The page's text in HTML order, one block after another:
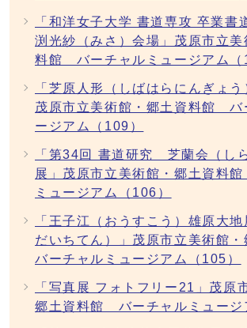
「和洋女子大学 書道専攻 卒業
渕光紗（みさ）会場」茂原市立美
料館 バーチャルミュージアム（
「芝原人形（しばはらにんぎょう
茂原市立美術館・郷土資料館 バ
ージアム（109）
「第34回 書道研究 芝蘭会（し
展」茂原市立美術館・郷土資料
ミュージアム（106）
「王子江（おうすこう）雄原大
だいちてん）」茂原市立美術館
バーチャルミュージアム（105）
「写真展 フォトフリー21」茂原
郷土資料館 バーチャルミュージ